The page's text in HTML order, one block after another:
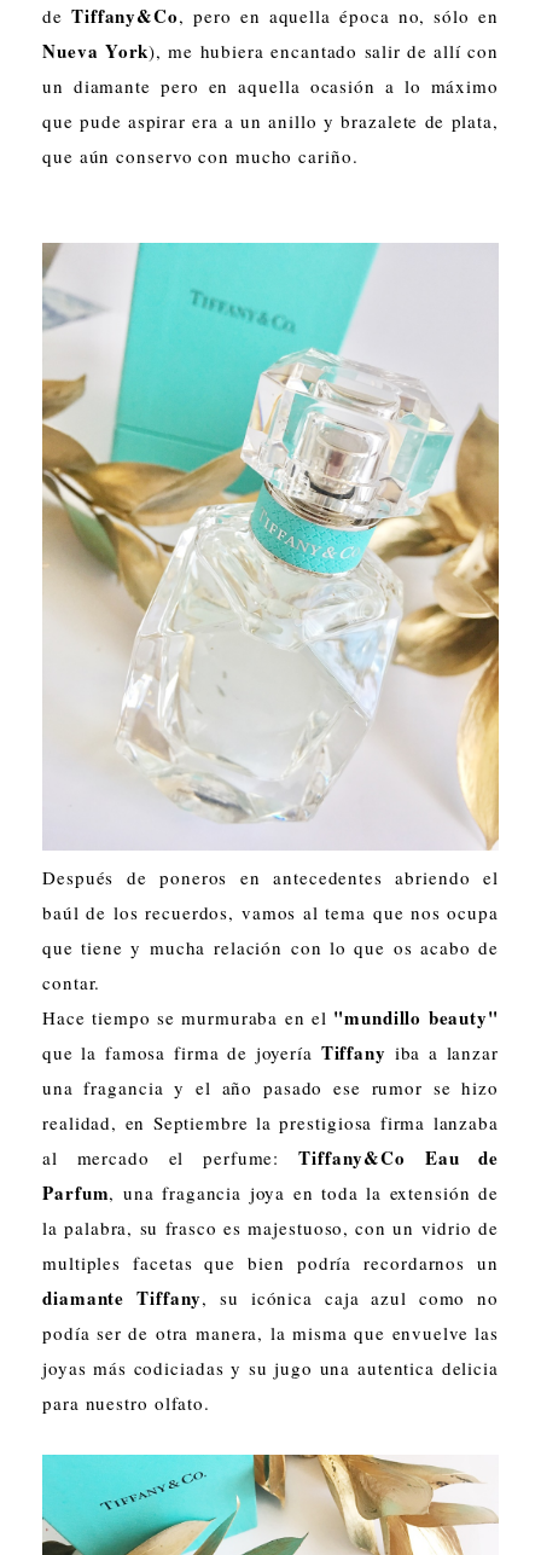
de Tiffany&Co, pero en aquella época no, sólo en
Nueva York), me hubiera encantado salir de allí con
un diamante pero en aquella ocasión a lo máximo
que pude aspirar era a un anillo y brazalete de plata,
que aún conservo con mucho cariño.
Después de poneros en antecedentes abriendo el
baúl de los recuerdos, vamos al tema que nos ocupa
que tiene y mucha relación con lo que os acabo de
contar.
Hace tiempo se murmuraba en el "mundillo beauty"
que la famosa firma de joyería Tiffany iba a lanzar
una fragancia y el año pasado ese rumor se hizo
realidad, en Septiembre la prestigiosa firma lanzaba
al mercado el perfume:
Tiffany&Co Eau de
Parfum, una fragancia joya en toda la extensión de
la palabra, su frasco es majestuoso, con un vidrio de
multiples facetas que bien podría recordarnos un
diamante Tiffany, su icónica caja azul como no
podía ser de otra manera, la misma que envuelve las
joyas más codiciadas y su jugo una autentica delicia
para nuestro olfato.